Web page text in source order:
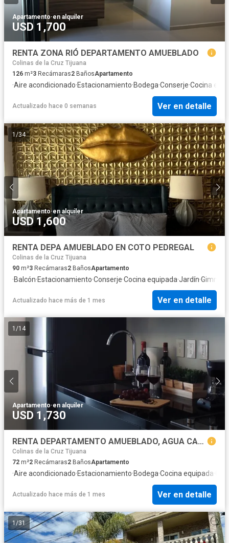
Apartamento·en alquiler
USD 1,700
RENTA ZONA RIÓ DEPARTAMENTO AMUEBLADO
Colinas de la Cruz Tijuana
126 m²3 Recámaras2 BañosApartamento
·Aire acondicionado·Estacionamiento·Bodega·Conserje·Cocina
Actualizado hace 0 semanas Ver en detalle
1 /34
Apartamento·en alquiler
USD 1,600
RENTA DEPA AMUEBLADO EN COTO PEDREGAL
Colinas de la Cruz Tijuana
90 m²3 Recámaras2 BañosApartamento
·Balcón·Estacionamiento·Conserje·Cocina equipada·Jardín·
Actualizado hace más de 1 mes Ver en detalle
1 /14
Apartamento·en alquiler
USD 1,730
RENTA DEPARTAMENTO AMUEBLADO, AGUA CALIENTE, "ADAMANT HIPODROMO"
Colinas de la Cruz Tijuana
72 m²2 Recámaras2 BañosApartamento
·Aire acondicionado·Estacionamiento·Bodega·Cocina equipada
Actualizado hace más de 1 mes Ver en detalle
1/31